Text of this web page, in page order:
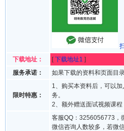
下载地址：
[下载地址1 ]
服务承诺：
如果下载的资料和页面目
限时特惠：
1、购买本资料后，可以
务。
2、额外赠送面试视频课程
客服QQ：3256056773，
微信咨询人数较多，若微